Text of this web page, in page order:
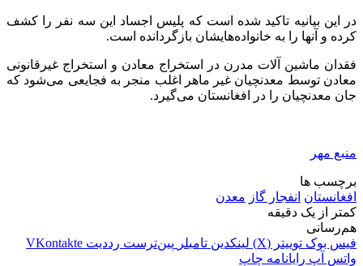
در این بیانیه تاکید شده است که پلیس اجساد این سه نفر را کشف
کرده و آنها را به خانواده‌هایشان بازگردانده است.
فقدان ماشین آلات مدرن در استخراج معادن و استخراج غیرقانونی
معادن توسط معدنچیان غیر ماهر اغلب منجر به فجایعی می‌شود که
جان معدنچیان را در افغانستان می‌گیرد.
منبع مهر
برچسب ها
افغانستان انفجار گاز معدن
کمتر از یک دقیقه
هم‌رسانی
فیس بوک توییتر (X) لینکدین ‫تامبلر ‫پین‌ترست ‫رددیت ‫VKontakte
واتس آپ رایانامه چاپ